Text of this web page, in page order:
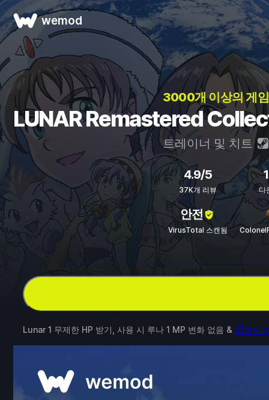
wemod
3000개 이상의 게
LUNAR Remastered
트레이너 및 치트
4.9/5
37K개 리뷰 다
안전
VirusTotal 스캔됨
Lunar 1 무제한 HP 받기, 사용 시 루나 1 MP 변화 없음 & 17개의